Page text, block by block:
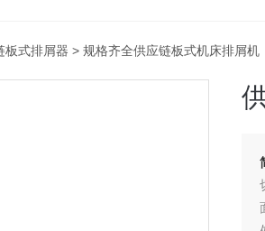
板式排屑器 > 规格齐全供应链板式机床排屑机